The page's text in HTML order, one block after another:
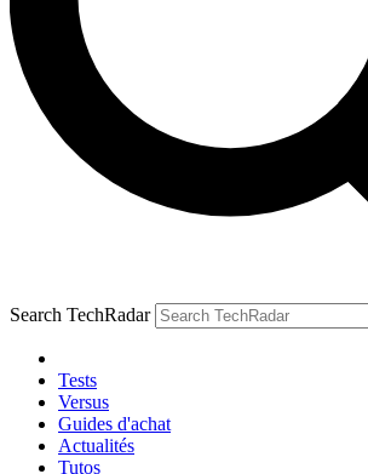
Search TechRadar
Tests
Versus
Guides d'achat
Actualités
Tutos